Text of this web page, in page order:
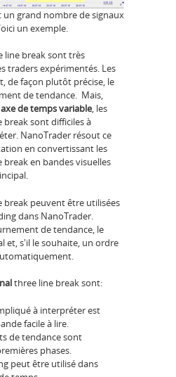
grand nombre de signaux
un exemple.
line break sont très
traders expérimentés. Les
de façon plutôt précise, le
de tendance. Mais,
axe de temps variable, les
break sont difficiles à
NanoTrader résout ce
en convertissant les
en bandes visuelles
break peuvent être utilisées
dans NanoTrader.
de tendance, le
et, s'il le souhaite, un ordre
three line break sont:
à interpréter est
facile à lire.
de tendance sont
phases.
peut être utilisé dans